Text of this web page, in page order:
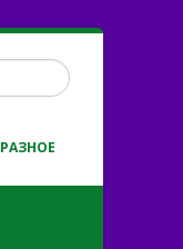
РАЗНОЕ